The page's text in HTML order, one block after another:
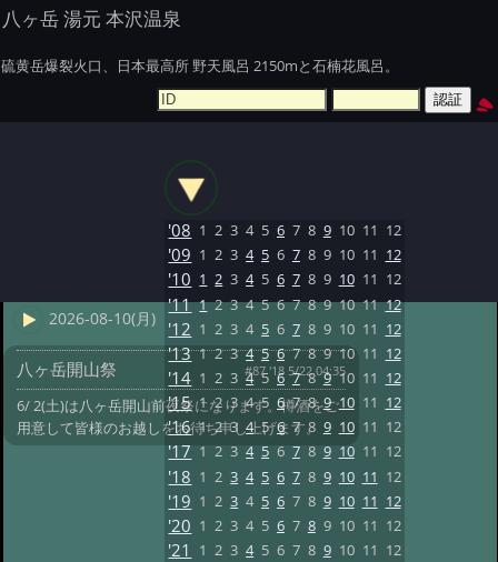
八ヶ岳 湯元 本沢温泉
硫黄岳爆裂火口、日本最高所 野天風呂 2150mと石楠花風呂。
2026-08-10(月)
八ヶ岳開山祭 #87 '18 5/22 04:35
6/ 2(土)は八ヶ岳開山前夜祭になります。樽酒をご
用意して皆様のお越しをお待ち申し上げます。
'08 1 2 3 4 5 6 7 8 9 10 11 12
'09 1 2 3 4 5 6 7 8 9 10 11 12
'10 1 2 3 4 5 6 7 8 9 10 11 12
'11 1 2 3 4 5 6 7 8 9 10 11 12
'12 1 2 3 4 5 6 7 8 9 10 11 12
'13 1 2 3 4 5 6 7 8 9 10 11 12
'14 1 2 3 4 5 6 7 8 9 10 11 12
'15 1 2 3 4 5 6 7 8 9 10 11 12
'16 1 2 3 4 5 6 7 8 9 10 11 12
'17 1 2 3 4 5 6 7 8 9 10 11 12
'18 1 2 3 4 5 6 7 8 9 10 11 12
'19 1 2 3 4 5 6 7 8 9 10 11 12
'20 1 2 3 4 5 6 7 8 9 10 11 12
'21 1 2 3 4 5 6 7 8 9 10 11 12